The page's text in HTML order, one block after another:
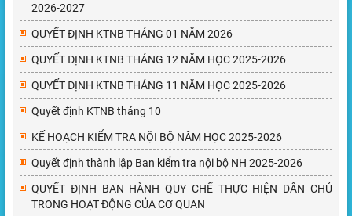
2026-2027
QUYẾT ĐỊNH KTNB THÁNG 01 NĂM 2026
QUYẾT ĐỊNH KTNB THÁNG 12 NĂM HỌC 2025-2026
QUYẾT ĐỊNH KTNB THÁNG 11 NĂM HỌC 2025-2026
Quyết định KTNB tháng 10
KẾ HOẠCH KIỂM TRA NỘI BỘ NĂM HỌC 2025-2026
Quyết định thành lập Ban kiểm tra nội bộ NH 2025-2026
QUYẾT ĐỊNH BAN HÀNH QUY CHẾ THỰC HIỆN DÂN CHỦ
TRONG HOẠT ĐỘNG CỦA CƠ QUAN